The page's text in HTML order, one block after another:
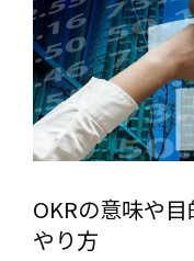
OKRの意味や
やり方